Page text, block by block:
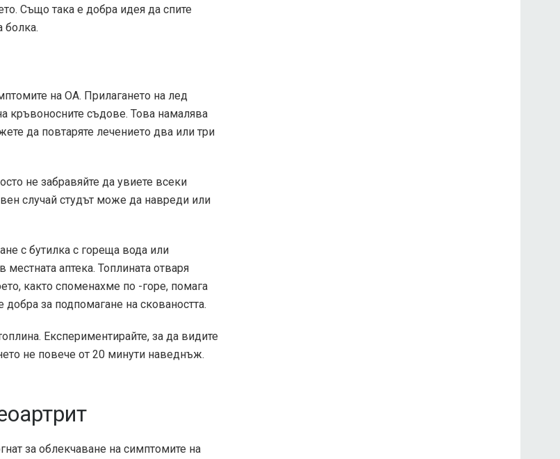
Също така е добра идея да спите
болка.
на ОА. Прилагането на лед
кръвоносните съдове. Това намалява
да повтаряте лечението два или три
не забравяйте да увиете всеки
случай студът може да навреди или
с бутилка с гореща вода или
аптека. Топлината отваря
както споменахме по -горе, помага
за подпомагане на сковаността.
Експериментирайте, за да видите
не повече от 20 минути наведнъж.
за облекчаване на симптомите на